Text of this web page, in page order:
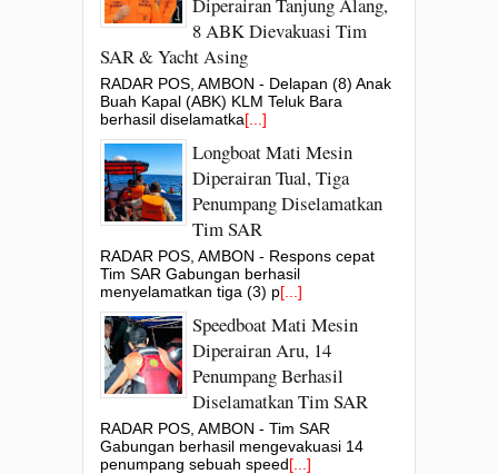
8 ABK Dievakuasi Tim
SAR & Yacht Asing
RADAR POS, AMBON - Delapan (8) Anak
Buah Kapal (ABK) KLM Teluk Bara
berhasil diselamatka[...]
Longboat Mati Mesin
Diperairan Tual, Tiga
Penumpang Diselamatkan
Tim SAR
RADAR POS, AMBON - Respons cepat
Tim SAR Gabungan berhasil
menyelamatkan tiga (3) p[...]
Speedboat Mati Mesin
Diperairan Aru, 14
Penumpang Berhasil
Diselamatkan Tim SAR
RADAR POS, AMBON - Tim SAR
Gabungan berhasil mengevakuasi 14
penumpang sebuah speed[...]